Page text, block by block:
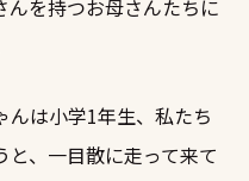
を持つお母さんたちに
んは小学1年生、私たち
、一目散に走って来て